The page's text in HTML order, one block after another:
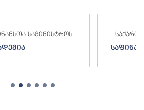
საქართველოს ფინანსთა სამინისტროს
საფინანსო-ანალიტიკური